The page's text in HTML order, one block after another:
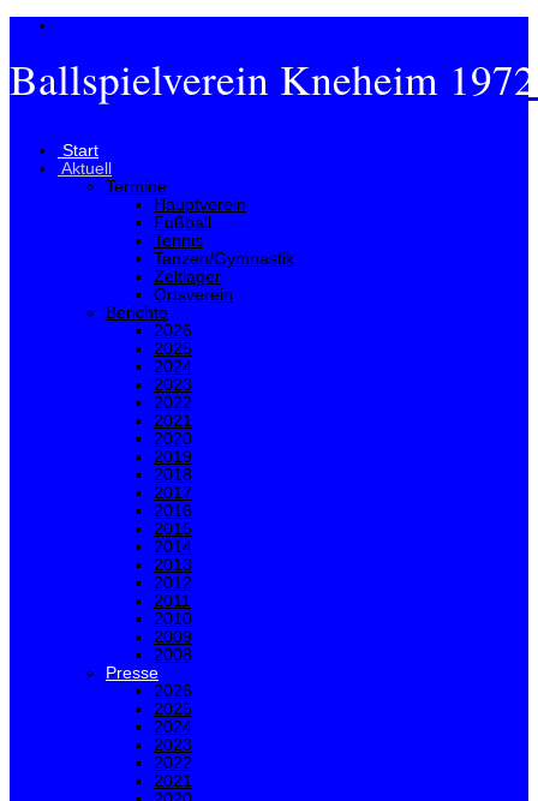
Ballspielverein Kneheim
Start
Aktuell
Termine
Hauptverein
Fußball
Tennis
Tanzen/Gymnastik
Zeltlager
Ortsverein
Berichte
2026
2025
2024
2023
2022
2021
2020
2019
2018
2017
2016
2015
2014
2013
2012
2011
2010
2009
2008
Presse
2026
2025
2024
2023
2022
2021